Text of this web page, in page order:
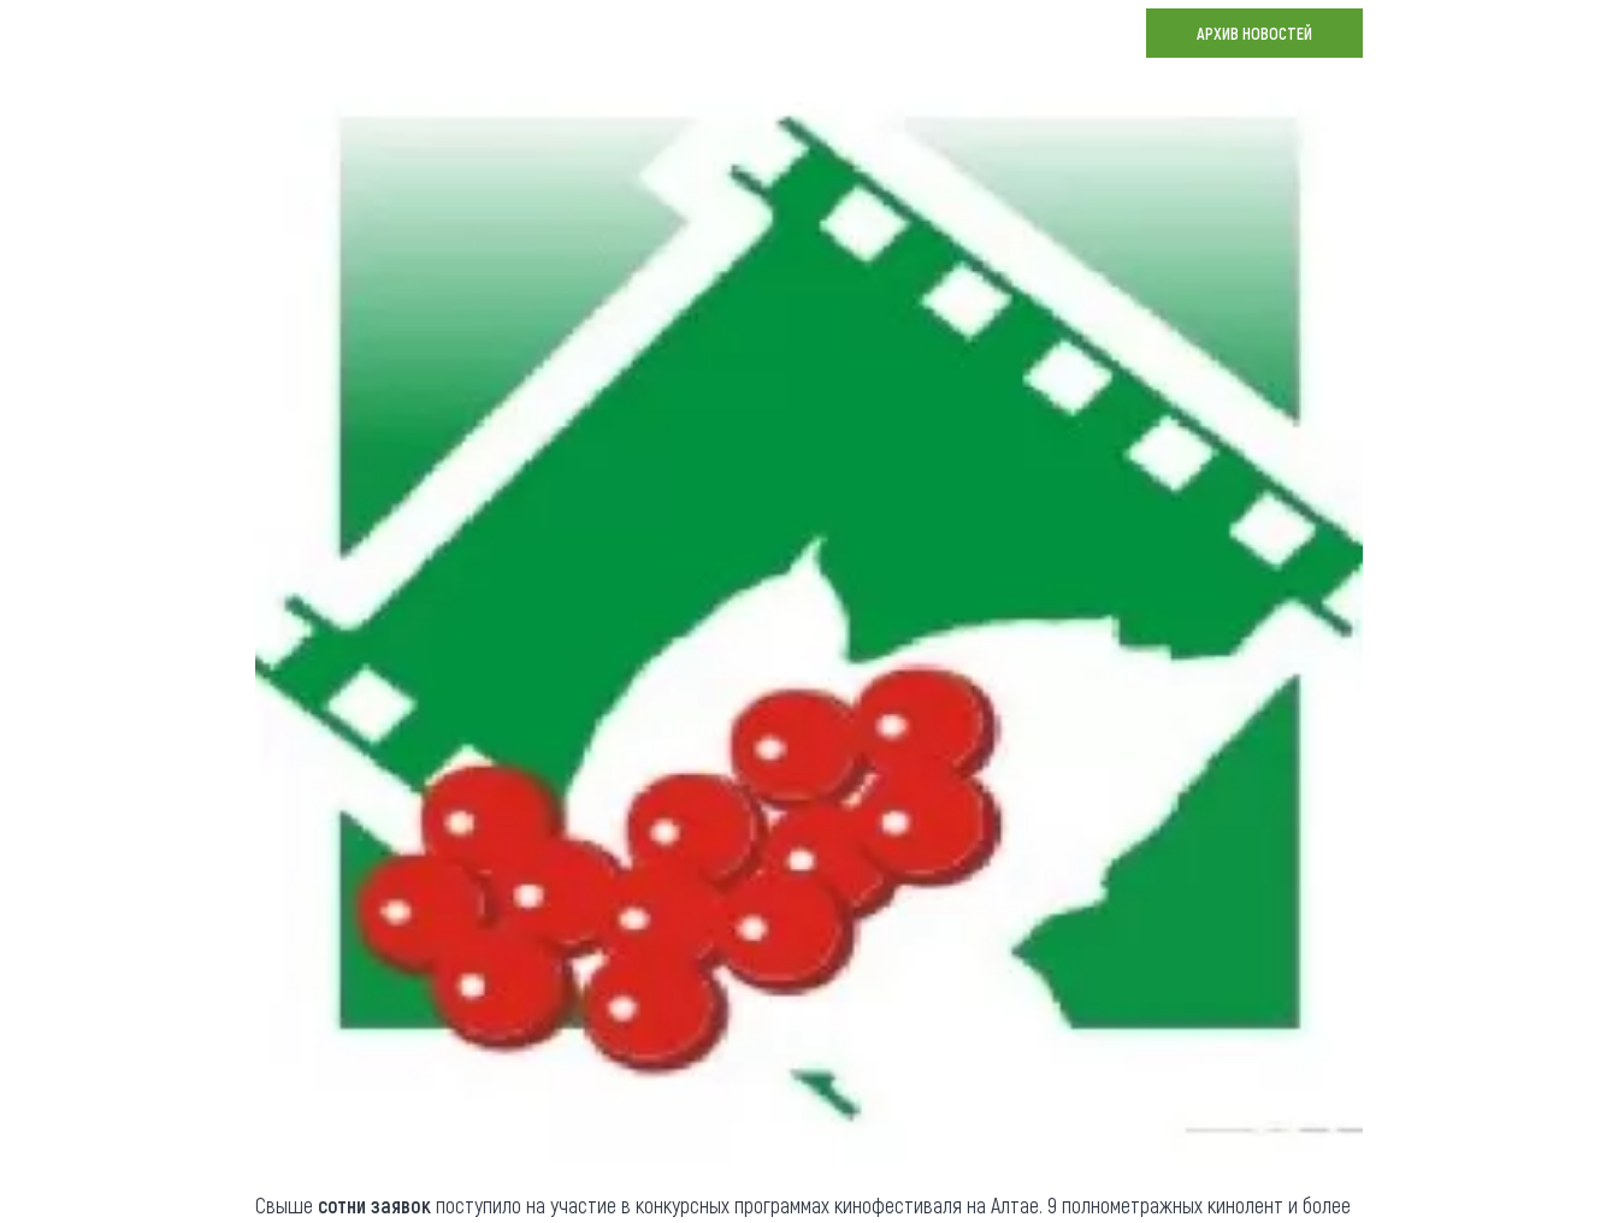
Люди, прославившие Алтай
Карты и буклеты
Коллекция впечатлений
Противодействие коррупции
АРХИВ НОВОСТЕЙ
Свыше сотни заявокпоступило на участие в конкурсных программах кинофестиваля на Алтае. 9 полнометражных кинолент и более